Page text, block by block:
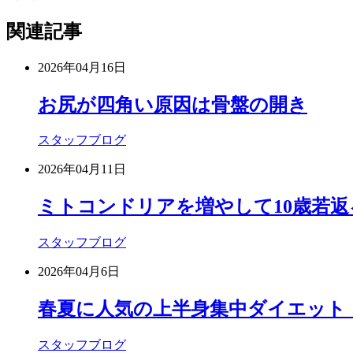
関連記事
2026年04月16日
お尻が四角い原因は骨盤の開き
スタッフブログ
2026年04月11日
ミトコンドリアを増やして10歳若
スタッフブログ
2026年04月6日
春夏に人気の上半身集中ダイエット
スタッフブログ